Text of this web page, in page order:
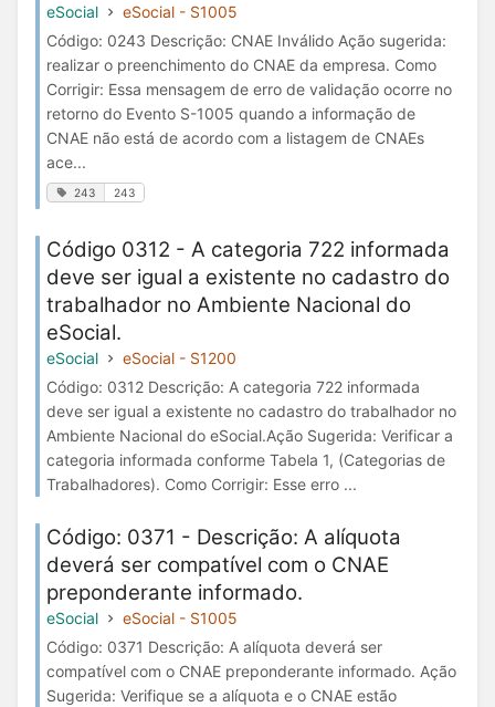
eSocial
eSocial - S1005
Código: 0243 Descrição: CNAE Inválido Ação sugerida:
realizar o preenchimento do CNAE da empresa. Como
Corrigir: Essa mensagem de erro de validação ocorre no
retorno do Evento S-1005 quando a informação de
CNAE não está de acordo com a listagem de CNAEs
ace...
243 243
Código 0312 - A categoria 722 informada
deve ser igual a existente no cadastro do
trabalhador no Ambiente Nacional do
eSocial.
eSocial
eSocial - S1200
Código: 0312 Descrição: A categoria 722 informada
deve ser igual a existente no cadastro do trabalhador no
Ambiente Nacional do eSocial.Ação Sugerida: Verificar a
categoria informada conforme Tabela 1, (Categorias de
Trabalhadores). Como Corrigir: Esse erro ...
Código: 0371 - Descrição: A alíquota
deverá ser compatível com o CNAE
preponderante informado.
eSocial
eSocial - S1005
Código: 0371 Descrição: A alíquota deverá ser
compatível com o CNAE preponderante informado. Ação
Sugerida: Verifique se a alíquota e o CNAE estão